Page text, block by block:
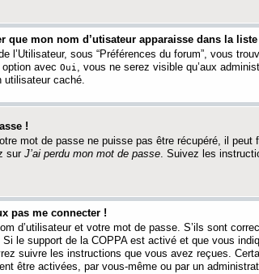
que mon nom d’utisateur apparaisse dans la
l’Utilisateur, sous “Préférences du forum”, vous
avec Oui , vous ne serez visible qu’aux
utilisateur caché.
!
mot de passe ne puisse pas être récupéré, il
sur J’ai perdu mon mot de passe. Suivez les
pas me connecter !
d’utilisateur et votre mot de passe. S’ils sont
Si le support de la COPPA est activé et que vous
suivre les instructions que vous avez reçues.
être activées, par vous-même ou par un